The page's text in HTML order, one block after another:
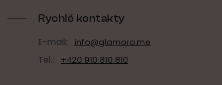
Rychlé kontakty
E-mail:
info@glamora.me
Tel.:
+420 910 810 810